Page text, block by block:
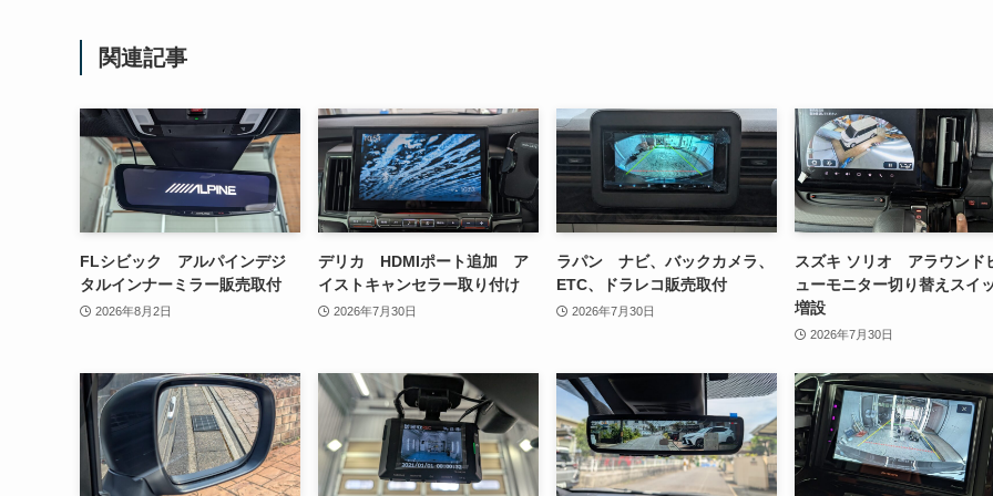
関連記事
FLシビック アルパインデジ
タルインナーミラー販売取付
2026年8月2日
デリカ HDMIポート追加 ア
イストキャンセラー取り付け
2026年7月30日
ラパン ナビ、バックカメラ、
ETC、ドラレコ販売取付
2026年7月30日
スズキ ソリオ アラウンド
ューモニター切り替えスイ
増設
2026年7月30日